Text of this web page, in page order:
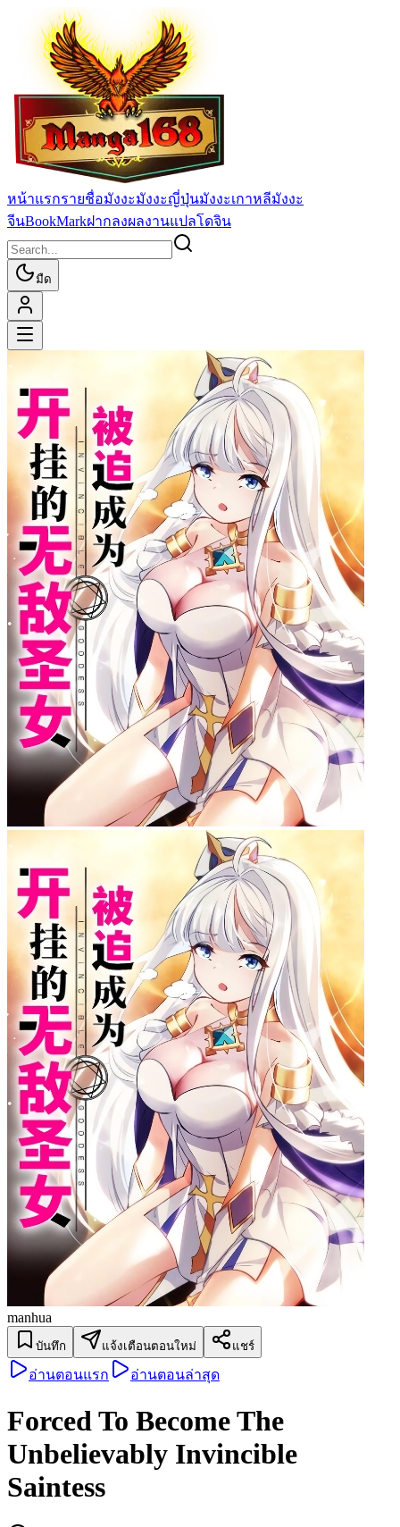
หน้าแรกรายชื่อมังงะมังงะญี่ปุ่นมังงะเกาหลีมังงะ
จีนBookMarkฝากลงผลงานแปลโดจิน
มืด
manhua
บันทึก แจ้งเตือนตอนใหม่ แชร์
อ่านตอนแรก อ่านตอนล่าสุด
Forced To Become The
Unbelievably Invincible
Saintess